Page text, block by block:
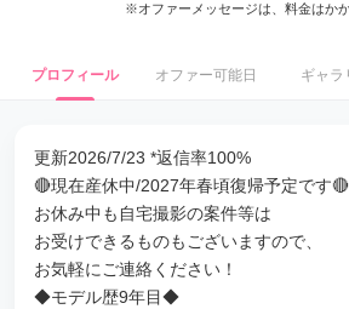
※オファーメッセージは、料金はかか
プロフィール オファー可能日 ギャラ
更新2026/7/23 *返信率100%
🔴現在産休中/2027年春頃復帰予定です🔴
お休み中も自宅撮影の案件等は
お受けできるものもございますので、
お気軽にご連絡ください！
◆モデル歴9年目◆